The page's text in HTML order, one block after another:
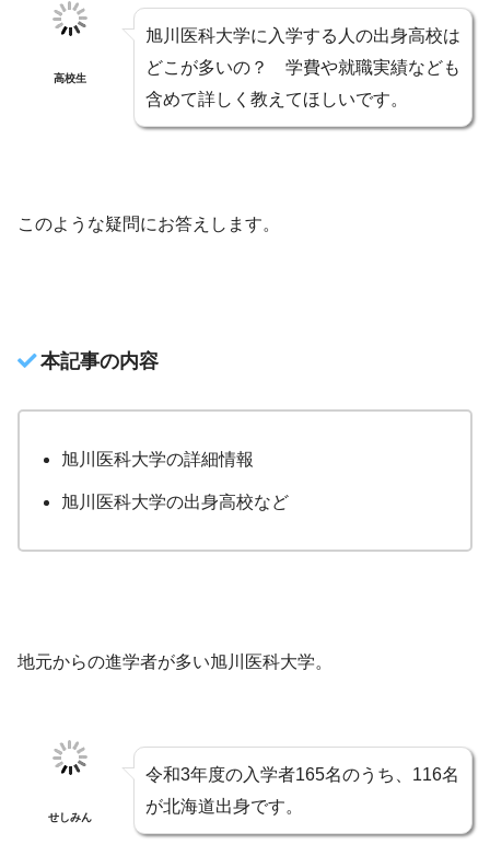
高校生
旭川医科大学に入学する人の出身高校は
どこが多いの？ 学費や就職実績なども
含めて詳しく教えてほしいです。
このような疑問にお答えします。
本記事の内容
旭川医科大学の詳細情報
旭川医科大学の出身高校など
地元からの進学者が多い旭川医科大学。
せしみん
令和3年度の入学者165名のうち、116名
が北海道出身です。